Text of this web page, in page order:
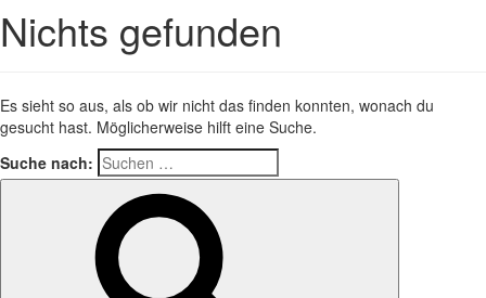
Nichts gefunden
Es sieht so aus, als ob wir nicht das finden konnten, wonach du
gesucht hast. Möglicherweise hilft eine Suche.
Suche nach: